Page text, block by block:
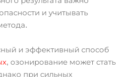
и учитывать
и эффективный способ
, озонирование может стать
при сильных